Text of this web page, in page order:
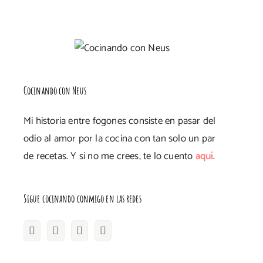
Cocinando con Neus
Mi historia entre fogones consiste en pasar del
odio al amor por la cocina con tan solo un par
de recetas. Y si no me crees, te lo cuentoaquí.
Sigue cocinando conmigo en las redes